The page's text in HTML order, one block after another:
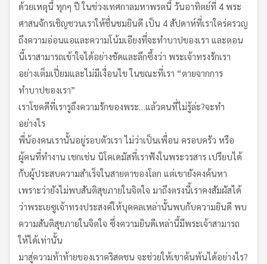
ด้วยเหตุนี้ ทุกๆ ปี ในช่วงเทศกาลมหาพรตนี้ วันอาทิตย์ที่ 4 พระ
ศาสนจักรเชิญชวนเราให้ชื่นชมยินดี เป็น 4 สัปดาห์ที่เราใคร่ครวญ
ถึงความอ่อนแอและความโน้มเอียงที่จะทำบาปของเรา และตอน
นี้เราสามารถเข้าใจได้อย่างชัดและลึกซึ้งว่า พระเจ้าทรงรักเรา
อย่างเต็มเปี่ยมและไม่มีเงื่อนไข ในขณะที่เรา “ตายจากการ
ทำบาปของเรา”
เราโชคดีที่เรารูถึงความรักของพระ…แล้วคนที่ไม่รู้ล่ะ?จะทำ
อย่างไร
พี่น้องคนเรานั้นอยู่รอบตัวเรา ไม่ว่าเป็นเพื่อน ครอบครัว หรือ
ผู้คนที่ทำงาน เชกเช่น นิโคเดมัสที่เราฟังในพระวรสาร เปรียบได้
กับผู้ประสบความสำเร็จในสายตาของโลก แต่เขายังคงค้นหา
เพราะว่ายังไม่พบสันติสุขภายในจิตใจ มาถึงตรงนี้เราคงสัมผัสได้
ว่าพระเยซูเจ้าทรงประสงค์ให้บุคคลเหล่านั้นพบกับความยินดี พบ
ความสันติสุขภายในจิตใจ ซึ่งความยินดีเหล่านี้มีพระเจ้าสามารถ
ให้ได้เท่านั้น
มาสู่ความท้าท้ายของเราคริสตชน จะช่วยให้เขาค้นพ้นได้อย่างไร?